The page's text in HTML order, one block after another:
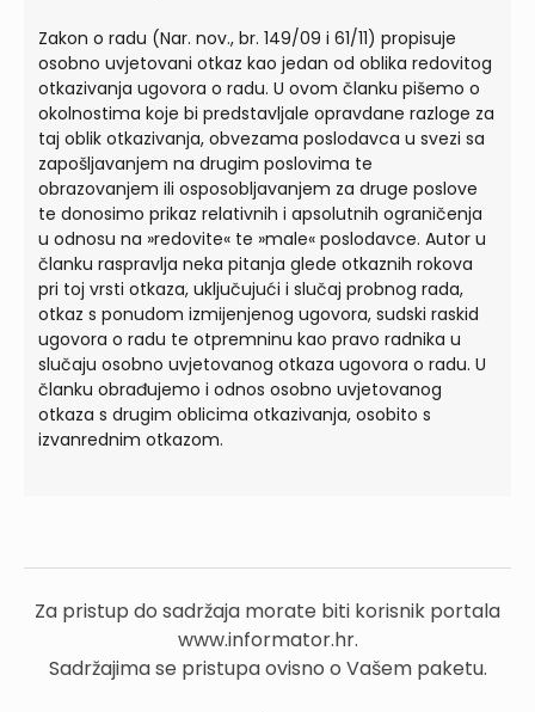
Zakon o radu (Nar. nov., br. 149/09 i 61/11) propisuje
osobno uvjetovani otkaz kao jedan od oblika redovitog
otkazivanja ugovora o radu. U ovom članku pišemo o
okolnostima koje bi predstavljale opravdane razloge za
taj oblik otkazivanja, obvezama poslodavca u svezi sa
zapošljavanjem na drugim poslovima te
obrazovanjem ili osposobljavanjem za druge poslove
te donosimo prikaz relativnih i apsolutnih ograničenja
u odnosu na »redovite« te »male« poslodavce. Autor u
članku raspravlja neka pitanja glede otkaznih rokova
pri toj vrsti otkaza, uključujući i slučaj probnog rada,
otkaz s ponudom izmijenjenog ugovora, sudski raskid
ugovora o radu te otpremninu kao pravo radnika u
slučaju osobno uvjetovanog otkaza ugovora o radu. U
članku obrađujemo i odnos osobno uvjetovanog
otkaza s drugim oblicima otkazivanja, osobito s
izvanrednim otkazom.
Za pristup do sadržaja morate biti korisnik portala
www.informator.hr.
Sadržajima se pristupa ovisno o Vašem paketu.